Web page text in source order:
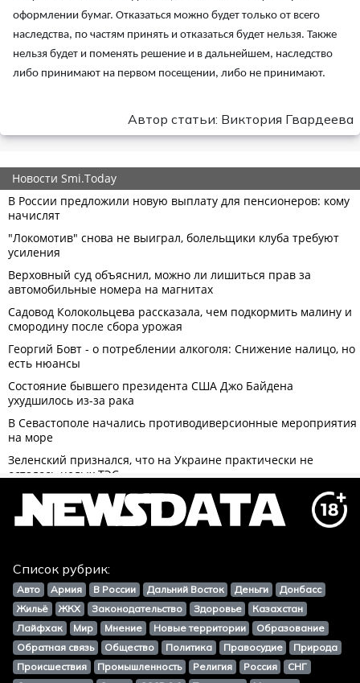
оформлении бумаг. Отказаться можно будет только от всего
наследства, по частям принять и отказаться будет нельзя. Также
нельзя будет и поменять решение и в дальнейшем, наследство
либо принимают на первом посещении, либо не принимают.
Автор статьи: Виктория Гвардеева
Список рубрик:
Авто Армия В России Дальний Восток Деньги
Донбасс
Жильё
ЖКХ Законодательство Здоровье
Казахстан
Лайфхак
Мир Мнение Новые территории
Образование
Обратная связь
Общество Политика Правосудие
Природа
Происшествия
Промышленность Религия Россия
СНГ